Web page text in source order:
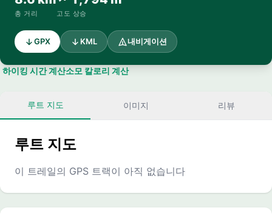
총 거리 고도 상승
GPX KML 내비게이션
하이킹 시간 계산소모 칼로리 계산
루트 지도 이미지 리뷰
루트 지도
이 트레일의 GPS 트랙이 아직 없습니다